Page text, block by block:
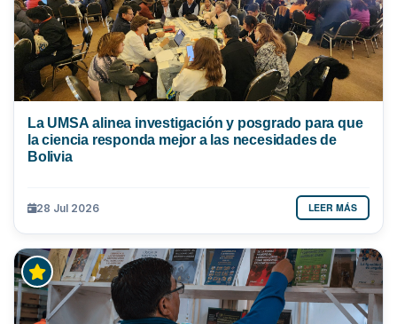
La UMSA alinea investigación y posgrado para que
la ciencia responda mejor a las necesidades de
Bolivia
28 Jul 2026 LEER MÁS